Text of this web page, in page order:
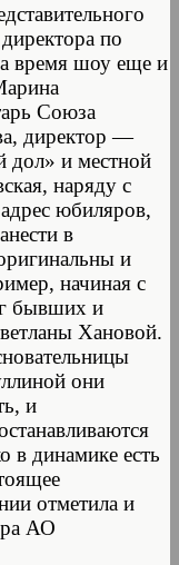
по
время шоу еще и
Союза
директор —
дол» и местной
наряду с
юбиляров,
в
и
начиная с
бывших и
Хановой.
они
и
в динамике есть
отметила и
АО